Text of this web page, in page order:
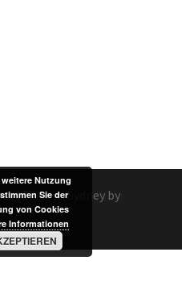
|Theme:Sydney by
Nutzung
Sie der
von Cookies
Informationen